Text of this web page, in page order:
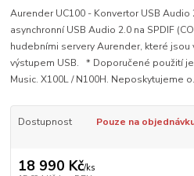
Aurender UC100 - Konvertor USB Audio
asynchronní USB Audio 2.0 na SPDIF
hudebními servery Aurender, které jsou
výstupem USB. * Doporučené použití
Music. X100L / N100H. Neposkytujeme
Dostupnost Pouze na
18 990 Kč/ks